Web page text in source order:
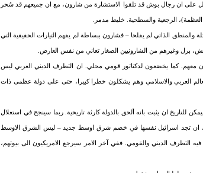
على ان رجال بوش قد تلقوا الاستشارة من شارون، مع ان جميعهم قد سُحر
العظمة)، الرجعية والسطحية. خليط مدمر.
والمنطق الذاتي لم يفلحا – فشارون ببساطة لم يفهم التيارات الحقيقية التي
برل وغيرهم من الشارونيين الصغار تعاني من نفس العارض.
معهم. كما يخضعون لدكتاتور قومي محلي. ان التطرف الديني العربي ليس
العربي والاسلامي وهم يشكلون خطرا كبيرا، حتى على دولة عظمى ذات
للتاريخ ان يثبت بانه ألحق بالدولة كارثة تاريخية. ربما سينجح في استغلال
ان تجد اسرائيل نفسها في خضم شرق اوسط جديد – ليس الشرق الاوسط
التطرف الديني والقومي. ففي آخر الامر سيرجع الامريكيون الى بيوتهم،